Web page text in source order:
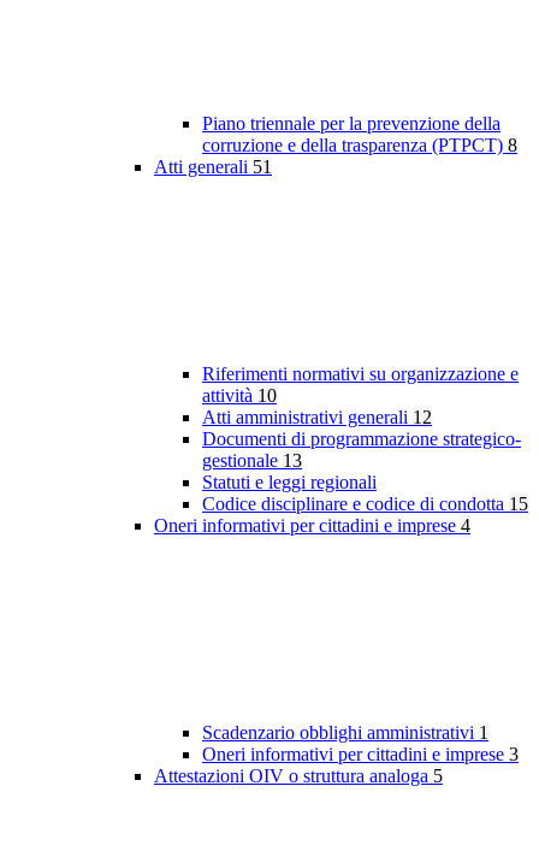
Piano triennale per la prevenzione della
corruzione e della trasparenza (PTPCT) 8
Atti generali 51
Riferimenti normativi su organizzazione e
attività 10
Atti amministrativi generali 12
Documenti di programmazione strategico-
gestionale 13
Statuti e leggi regionali
Codice disciplinare e codice di condotta 15
Oneri informativi per cittadini e imprese 4
Scadenzario obblighi amministrativi 1
Oneri informativi per cittadini e imprese 3
Attestazioni OIV o struttura analoga 5